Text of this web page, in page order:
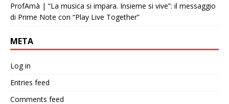
ProfAmà | “La musica si impara. Insieme si vive”: il messaggio
di Prime Note con “Play Live Together”
META
Log in
Entries feed
Comments feed